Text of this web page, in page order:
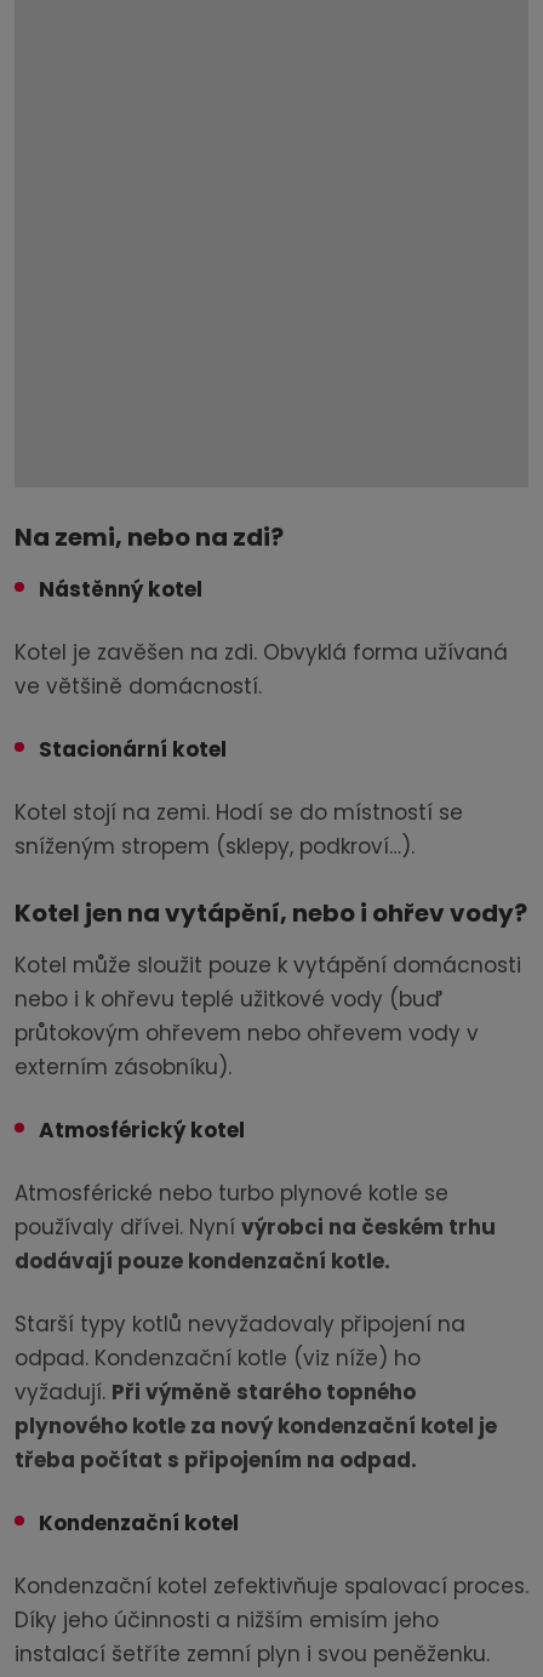
Na zemi, nebo na zdi?
Nástěnný kotel
Kotel je zavěšen na zdi. Obvyklá forma užívaná
ve většině domácností.
Stacionární kotel
Kotel stojí na zemi. Hodí se do místností se
sníženým stropem (sklepy, podkroví…).
Kotel jen na vytápění, nebo i ohřev vody?
Kotel může sloužit pouze k vytápění domácnosti
nebo i k ohřevu teplé užitkové vody (buď
průtokovým ohřevem nebo ohřevem vody v
externím zásobníku).
Atmosférický kotel
Atmosférické nebo turbo plynové kotle se
používaly dřívei. Nyní výrobci na českém trhu
dodávají pouze kondenzační kotle.
Starší typy kotlů nevyžadovaly připojení na
odpad. Kondenzační kotle (viz níže) ho
vyžadují. Při výměně starého topného
plynového kotle za nový kondenzační kotel je
třeba počítat s připojením na odpad.
Kondenzační kotel
Kondenzační kotel zefektivňuje spalovací proces.
Díky jeho účinnosti a nižším emisím jeho
instalací šetříte zemní plyn i svou peněženku.